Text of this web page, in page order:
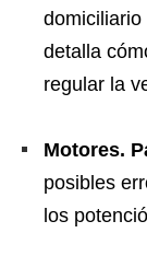
detalla
regular la
Motores.
posibles
los